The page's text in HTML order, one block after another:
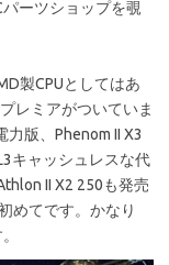
ーツショップを覗
製CPUとしてはあ
レミアがついていま
版、Phenom II X3
キャッシュレスな代
II X2 250も発売
めてです。かなり